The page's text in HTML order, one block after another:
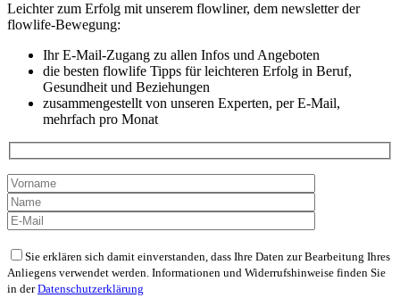
Leichter zum Erfolg mit unserem flowliner, dem newsletter der
flowlife-Bewegung:
Ihr E-Mail-Zugang zu allen Infos und Angeboten
die besten flowlife Tipps für leichteren Erfolg in Beruf,
Gesundheit und Beziehungen
zusammengestellt von unseren Experten, per E-Mail,
mehrfach pro Monat
Bitte
lasse
dieses
Sie erklären sich damit einverstanden, dass Ihre Daten zur Bearbeitung Ihres
Anliegens verwendet werden. Informationen und Widerrufshinweise finden Sie
in derDatenschutzerklärung